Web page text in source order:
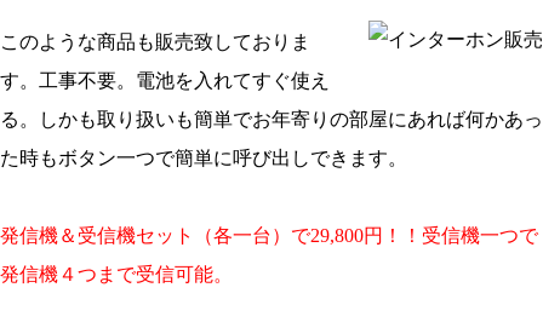
このような商品も販売致しておりま
す。工事不要。電池を入れてすぐ使え
る。しかも取り扱いも簡単でお年寄りの部屋にあれば何かあっ
た時もボタン一つで簡単に呼び出しできます。
発信機＆受信機セット（各一台）で29,800円！！ 受信機一つで
発信機４つまで受信可能。